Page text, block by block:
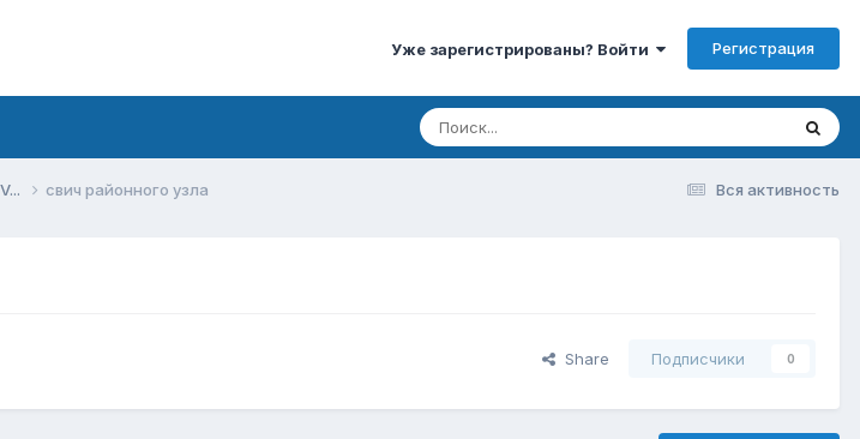
Уже зарегистрированы? Войти Регистрация
Вся активность
свич районного узла
Share Подписчики 0